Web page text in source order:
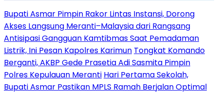
Bupati Asmar Pimpin Rakor Lintas Instansi, Dorong
Akses Langsung Meranti–Malaysia dari Rangsang
Antisipasi Gangguan Kamtibmas Saat Pemadaman
Listrik, Ini Pesan Kapolres Karimun Tongkat Komando
Berganti, AKBP Gede Prasetia Adi Sasmita Pimpin
Polres Kepulauan Meranti Hari Pertama Sekolah,
Bupati Asmar Pastikan MPLS Ramah Berjalan Optimal